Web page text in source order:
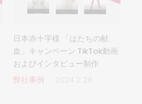
日本赤十字様 「はたちの献
血」キャンペーン TikTok動画
およびインタビュー制作
弊社事例